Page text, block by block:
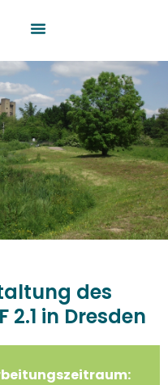
des
2.1 in Dresden